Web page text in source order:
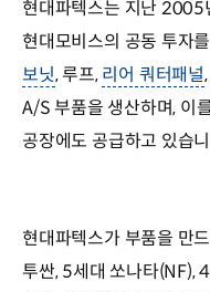
현대파텍스는 지난 2005
현대모비스의 공동 투자
보닛, 루프,리어 쿼터패널
A/S 부품을 생산하며, 이
공장에도 공급하고 있습
현대파텍스가 부품을 만
투싼, 5세대 쏘나타(NF),